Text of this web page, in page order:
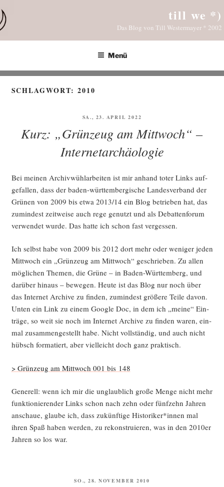
Inhalt
springen
till we *)
Das Blog von Till Westermayer * 2002
Menü
SCHLAGWORT:2010
VERÖFFENTLICHT
SA., 23. APRIL 2022
Kurz: „Grünzeug am Mittwoch“ –
Internetarchäologie
Bei mei­nen Archiv­wühl­ar­bei­ten ist mir anhand toter Links auf­
ge­fal­len, dass der baden-würt­tem­ber­gi­sche Lan­des­ver­band der
Grü­nen von 2009 bis etwa 2013/14 ein Blog betrie­ben hat, das
zumin­dest zeit­wei­se auch rege genutzt und als Debat­ten­fo­rum
ver­wen­det wur­de. Das hat­te ich schon fast vergessen.
Ich selbst habe von 2009 bis 2012 dort mehr oder weni­ger jeden
Mitt­woch ein „Grün­zeug am Mitt­woch“ geschrie­ben. Zu allen
mög­li­chen The­men, die Grü­ne – in Baden-Würt­tem­berg, und
dar­über hin­aus – bewe­gen. Heu­te ist das Blog nur noch über
das Inter­net Archi­ve zu fin­den, zumin­dest grö­ße­re Tei­le davon.
Unten ein Link zu einem Goog­le Doc, in dem ich „mei­ne“ Ein­
trä­ge, so weit sie noch im Inter­net Archi­ve zu fin­den waren, ein­
mal zusam­men­ge­stellt habe. Nicht voll­stän­dig, und auch nicht
hübsch for­ma­tiert, aber viel­leicht doch ganz praktisch.
> Grün­zeug am Mitt­woch 001 bis 148
Gene­rell: wenn ich mir die unglaub­lich gro­ße Men­ge nicht mehr
funk­tio­nie­ren­der Links schon nach zehn oder fünf­zehn Jah­ren
anschaue, glau­be ich, dass zukünf­ti­ge Historiker*innen mal
ihren Spaß haben wer­den, zu rekon­stru­ie­ren, was in den 2010er
Jah­ren so los war.
VERÖFFENTLICHT
SO., 28. NOVEMBER 2010